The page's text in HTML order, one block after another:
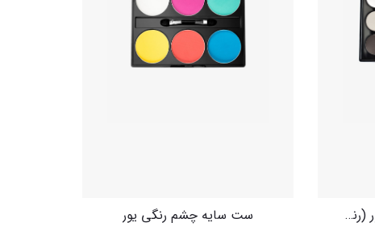
ست سایه چشم رنگی یور ست سایه چشم ۱۵رنگ یور (رنگ ‌های سرد)